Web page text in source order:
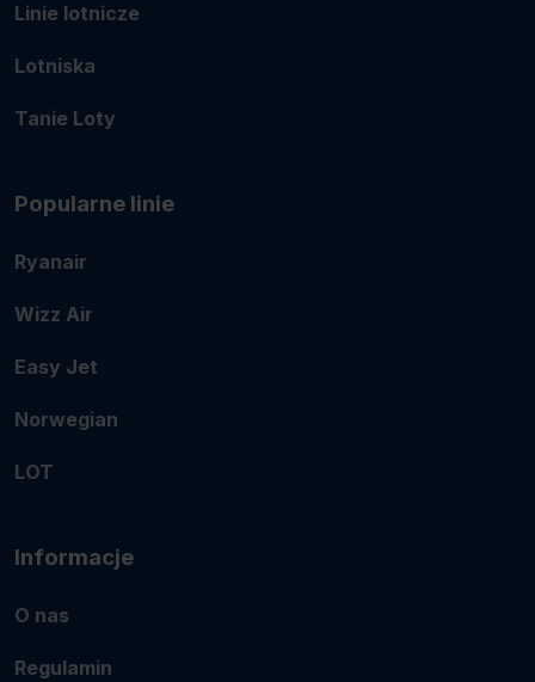
Linie lotnicze
Lotniska
Tanie Loty
Popularne linie
Ryanair
Wizz Air
Easy Jet
Norwegian
LOT
Informacje
O nas
Regulamin